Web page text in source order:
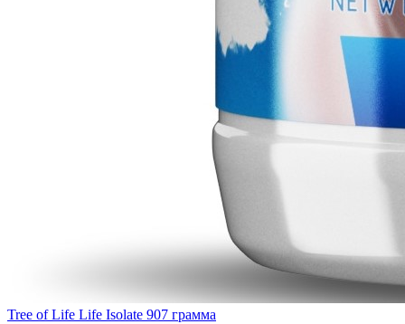
Tree of Life Life Isolate 907 грамма